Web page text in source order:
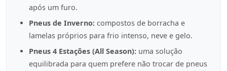
após um furo.
Pneus de Inverno: compostos de borracha e
lamelas próprios para frio intenso, neve e gelo.
Pneus 4 Estações (All Season): uma solução
equilibrada para quem prefere não trocar de pneus